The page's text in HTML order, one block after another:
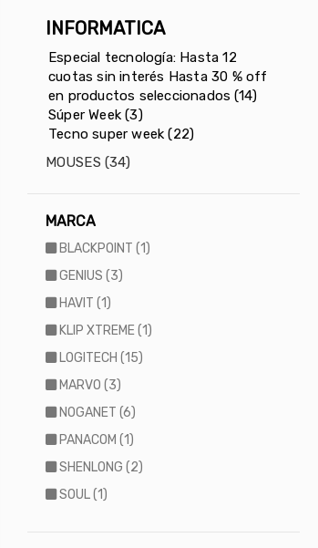
INFORMATICA
Especial tecnología: Hasta 12
cuotas sin interés Hasta 30 % off
en productos seleccionados (14)
Súper Week (3)
Tecno super week (22)
MOUSES (34)
MARCA
BLACKPOINT (1)
GENIUS (3)
HAVIT (1)
KLIP XTREME (1)
LOGITECH (15)
MARVO (3)
NOGANET (6)
PANACOM (1)
SHENLONG (2)
SOUL (1)